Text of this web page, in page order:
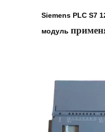
Siemens PLC S7
модуль